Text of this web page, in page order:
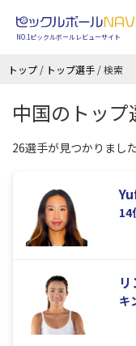
NO.1ピックルボールレビューサイト
トップ / トップ選手 /検索
中国のトッ
26選手が見つかりました
14
キ